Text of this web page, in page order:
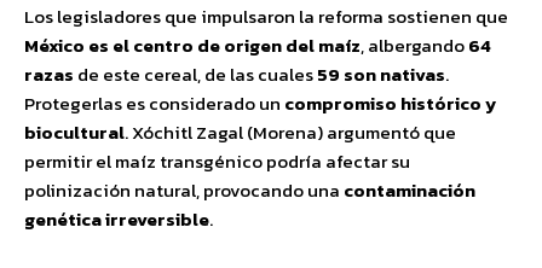
Los legisladores que impulsaron la reforma sostienen que
México es el centro de origen del maíz, albergando64
razas de este cereal, de las cuales59 son nativas.
Protegerlas es considerado un compromiso histórico y
biocultural. Xóchitl Zagal (Morena) argumentó que
permitir el maíz transgénico podría afectar su
polinización natural, provocando una contaminación
genética irreversible.